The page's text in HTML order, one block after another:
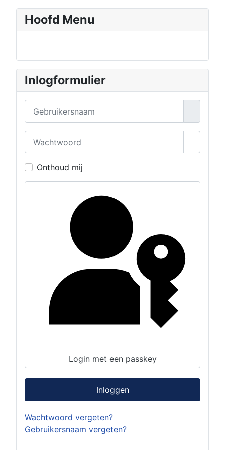
Hoofd Menu
Inlogformulier
Onthoud mij
Login met een passkey
Inloggen
Wachtwoord vergeten?
Gebruikersnaam vergeten?